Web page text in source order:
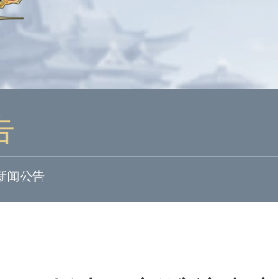
网易游戏
闻公告